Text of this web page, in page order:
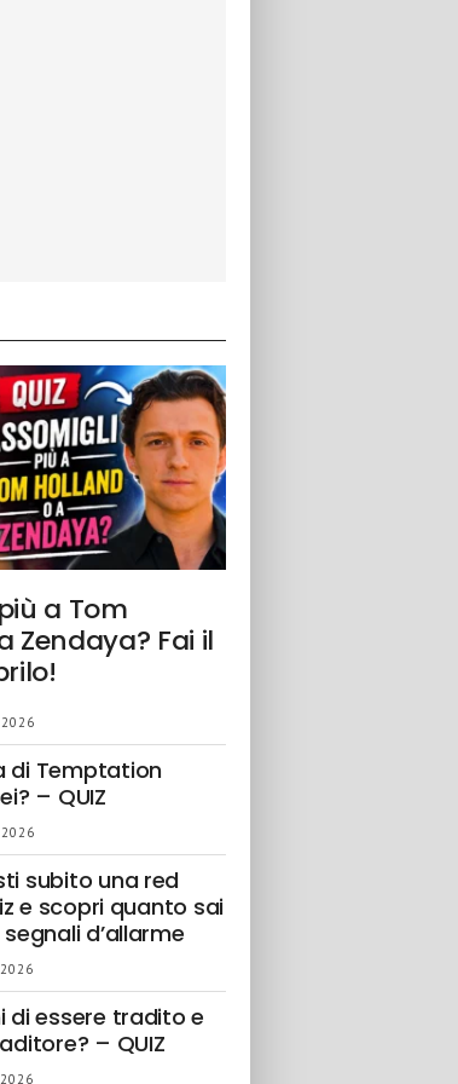
a Tom
Zendaya? Fai il
di Temptation
– QUIZ
subito una red
e scopri quanto sai
d’allarme
di essere tradito e
– QUIZ